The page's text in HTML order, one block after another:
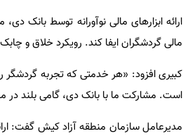
ارائه ابزارهای مالی نوآورانه توسط
مالی گردشگران ایفا کند. رویکرد خلاق و
کبیری افزود: «هر خدمتی که تجربه گردشگر
است. مشارکت ما با بانک دی، گامی بلند
مدیرعامل سازمان منطقه آزاد کیش گفت: